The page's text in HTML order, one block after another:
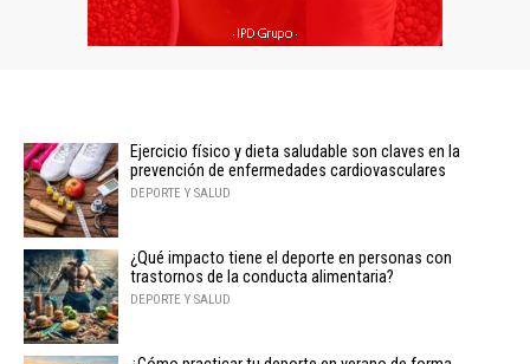
Ejercicio físico y dieta saludable son claves en la
prevención de enfermedades cardiovasculares
DEPORTE Y SALUD
¿Qué impacto tiene el deporte en personas con
trastornos de la conducta alimentaria?
DEPORTE Y SALUD